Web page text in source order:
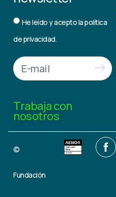
He leído y acepto lapolítica
de privacidad.
Trabaja con
nosotros
©
Fundación